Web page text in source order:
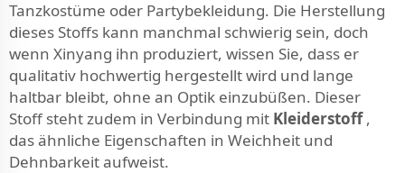
Tanzkostüme oder Partybekleidung. Die Herstellung
dieses Stoffs kann manchmal schwierig sein, doch
wenn Xinyang ihn produziert, wissen Sie, dass er
qualitativ hochwertig hergestellt wird und lange
haltbar bleibt, ohne an Optik einzubüßen. Dieser
Stoff steht zudem in Verbindung mit Kleiderstoff,
das ähnliche Eigenschaften in Weichheit und
Dehnbarkeit aufweist.